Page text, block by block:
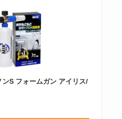
S フォームガン アイリス/